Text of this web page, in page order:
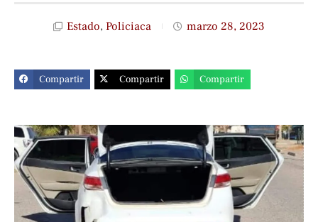
Estado, Policiaca marzo 28, 2023
Compartir Compartir Compartir